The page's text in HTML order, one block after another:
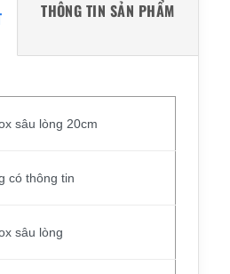
THÔNG TIN SẢN PHẨM
sâu lòng 20cm
có thông tin
sâu lòng